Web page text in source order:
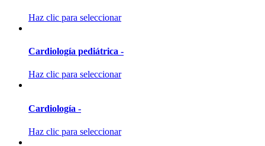
Haz clic para seleccionar
Cardiología pediátrica -
Haz clic para seleccionar
Cardiología -
Haz clic para seleccionar